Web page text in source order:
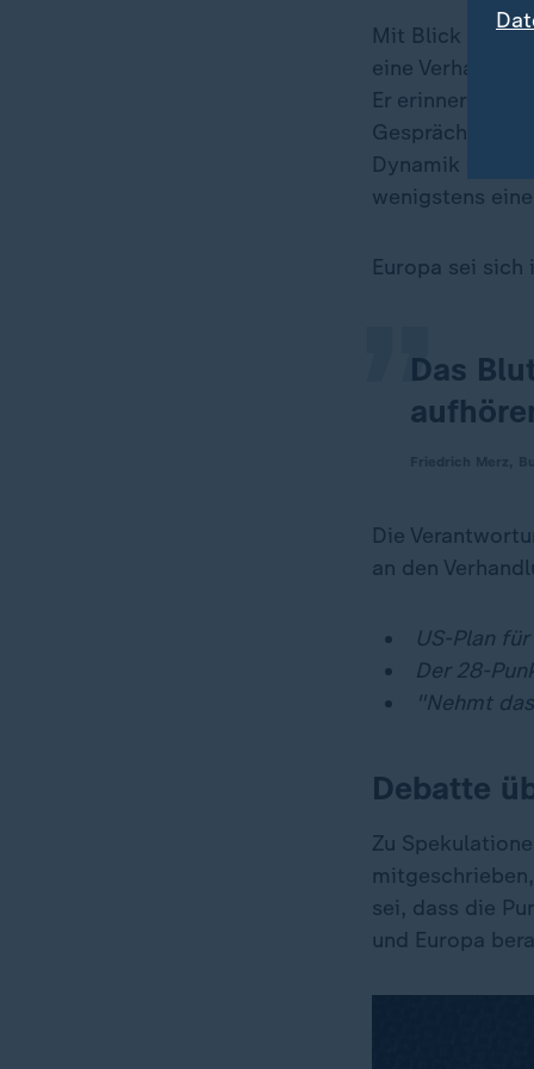
Mit Blick auf
eine
Er erinnerte an
Gesprächen in
Dynamik in
wenigstens
Europa sei sich
Das
„
Die
an den
US-Plan
Der 28-
"Nehmt
Debatte
Zu
sei, dass die
und Europa